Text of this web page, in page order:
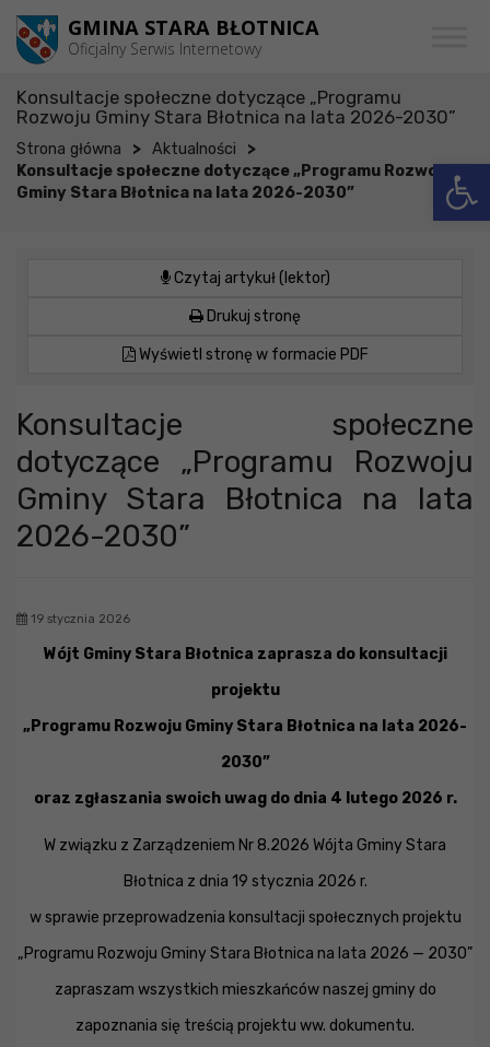
Przejdź do menu
Przejdź do głównej treści strony
Przejdź do stopki strony GMINA STARA BŁOTNICA
Oficjalny Serwis Internetowy
Konsultacje społeczne dotyczące „Programu
Rozwoju Gminy Stara Błotnica na lata 2026-2030”
Strona główna > Aktualności >
Konsultacje społeczne dotyczące „Programu Rozwoju
Gminy Stara Błotnica na lata 2026-2030”
Czytaj artykuł (lektor)
Drukuj stronę
Wyświetl stronę w formacie PDF
Konsultacje społeczne
dotyczące „Programu Rozwoju
Gminy Stara Błotnica na lata
2026-2030”
19 stycznia 2026
Wójt Gminy Stara Błotnica zaprasza do konsultacji
projektu
„Programu Rozwoju Gminy Stara Błotnica na lata 2026-
2030”
oraz zgłaszania swoich uwag do dnia 4 lutego 2026 r.
W związku z Zarządzeniem Nr 8.2026 Wójta Gminy Stara
Błotnica z dnia 19 stycznia 2026 r.
w sprawie przeprowadzenia konsultacji społecznych projektu
„Programu Rozwoju Gminy Stara Błotnica na lata 2026 — 2030”
zapraszam wszystkich mieszkańców naszej gminy do
zapoznania się treścią projektu ww. dokumentu.